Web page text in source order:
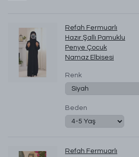
Refah Fermuarlı
Hazır Şallı Pamuklu
Penye Çocuk
Namaz Elbisesi
Renk
Beden
Refah Fermuarlı